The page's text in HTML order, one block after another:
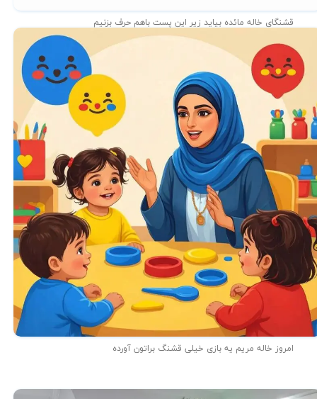
★★
قشنگای خاله مائده بیاید زیر این پست باهم حرف بزنیم
امروز خاله مریم یه بازی خیلی قشنگ براتون آورده